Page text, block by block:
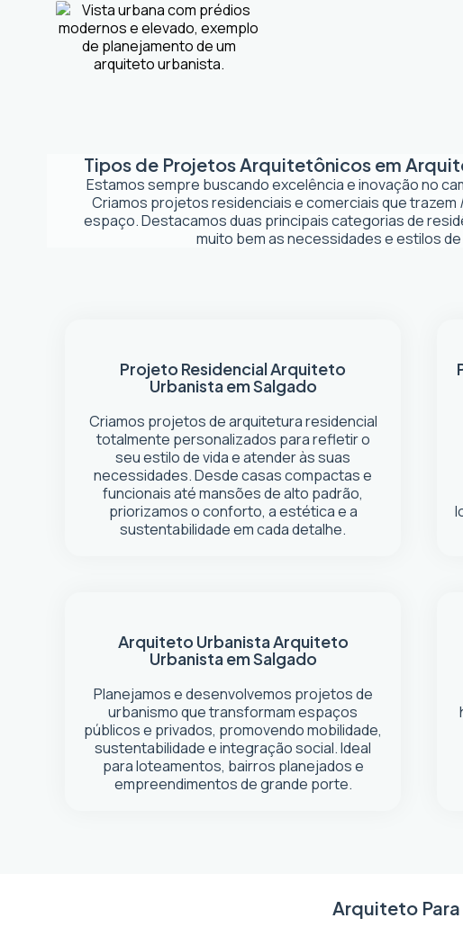
Tipos de Projetos Arquitetônicos em
Estamos sempre buscando excelência e inovação no
Criamos projetos residenciais e comerciais que trazem
espaço. Destacamos duas principais categorias de
muito bem as necessidades e estilos
Projeto ResidencialArquiteto
Urbanista em Salgado
Criamos projetos de arquitetura residencial
totalmente personalizados para refletir o
seu estilo de vida e atender às suas
necessidades. Desde casas compactas e
funcionais até mansões de alto padrão,
priorizamos o conforto, a estética e a
sustentabilidade em cada detalhe.
Arquiteto UrbanistaArquiteto
Urbanista em Salgado
Planejamos e desenvolvemos projetos de
urbanismo que transformam espaços
públicos e privados, promovendo mobilidade,
sustentabilidade e integração social. Ideal
para loteamentos, bairros planejados e
empreendimentos de grande porte.
Arquiteto Para